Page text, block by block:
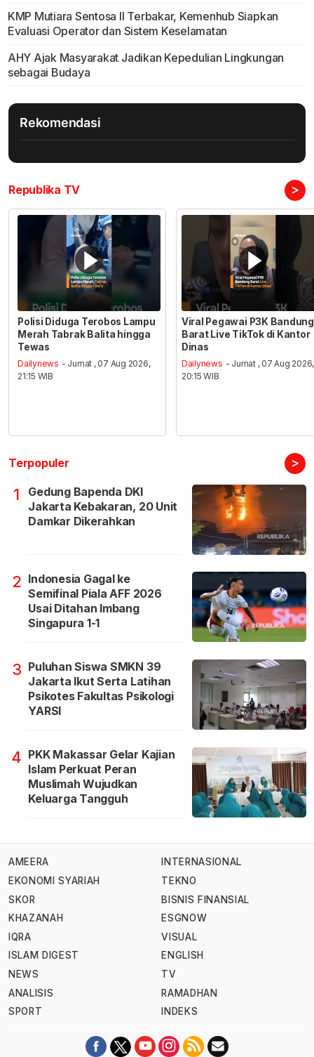
KMP Mutiara Sentosa II Terbakar, Kemenhub Siapkan
Evaluasi Operator dan Sistem Keselamatan
AHY Ajak Masyarakat Jadikan Kepedulian Lingkungan
sebagai Budaya
Rekomendasi
Republika TV >
Polisi Diduga Terobos Lampu
Merah Tabrak Balita hingga
Tewas
Dailynews - Jumat , 07 Aug 2026,
21:15 WIB
Viral Pegawai P3K Bandung
Barat Live TikTok di Kantor
Dinas
Dailynews - Jumat , 07 Aug 2026,
20:15 WIB
Terpopuler >
1
Gedung Bapenda DKI
Jakarta Kebakaran, 20 Unit
Damkar Dikerahkan
2 Indonesia Gagal ke
Semifinal Piala AFF 2026
Usai Ditahan Imbang
Singapura 1-1
3 Puluhan Siswa SMKN 39
Jakarta Ikut Serta Latihan
Psikotes Fakultas Psikologi
YARSI
4 PKK Makassar Gelar Kajian
Islam Perkuat Peran
Muslimah Wujudkan
Keluarga Tangguh
AMEERA
EKONOMI SYARIAH
SKOR
KHAZANAH
IQRA
ISLAM DIGEST
NEWS
ANALISIS
SPORT
INTERNASIONAL
TEKNO
BISNIS FINANSIAL
ESGNOW
VISUAL
ENGLISH
TV
RAMADHAN
INDEKS